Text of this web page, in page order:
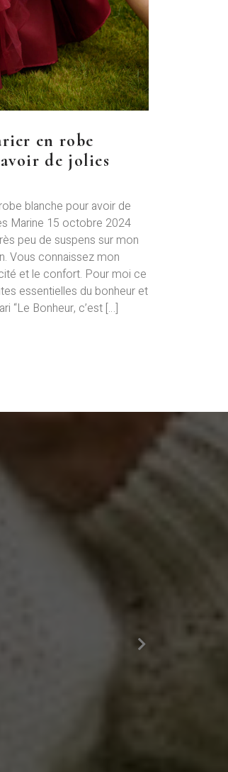
en robe
de jolies
blanche pour avoir de
Marine 15 octobre 2024
peu de suspens sur mon
Vous connaissez mon
et le confort. Pour moi ce
essentielles du bonheur et
“Le Bonheur, c’est […]